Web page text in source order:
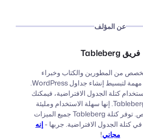
عن المؤلف
فريق Tableberg
من المطورين والكتاب وخبراء
WordPress في مهمة لتبسيط إنشاء جداول WordPress.
كتلة الجدول الافتراضية، فيمكنك
استخدام كتلة Tableberg. إنها سهلة الاستخدام ومليئة
بخيارات التخصيص. توفر كتلة Tableberg جميع الميزات
كتلة الجدول الافتراضية. جربها -إنه
مجاني!